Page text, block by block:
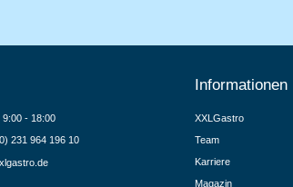
- 18:00
231 964 196 10
Informationen
XXLGastro
Team
Karriere
Magazin